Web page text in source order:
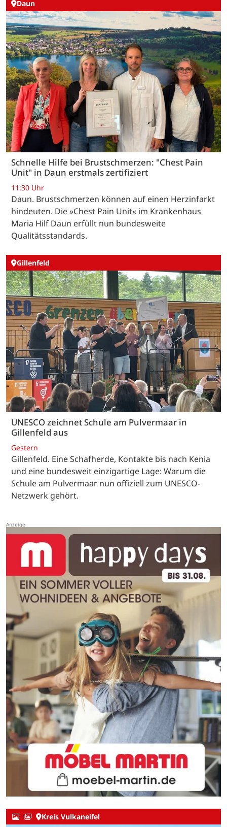
Daun
Schnelle Hilfe bei Brustschmerzen: "Chest Pain
Unit" in Daun erstmals zertifiziert
11:30 Uhr
Daun. Brustschmerzen können auf einen Herzinfarkt
hindeuten. Die »Chest Pain Unit« im Krankenhaus
Maria Hilf Daun erfüllt nun bundesweite
Qualitätsstandards.
Gillenfeld
UNESCO zeichnet Schule am Pulvermaar in
Gillenfeld aus
Gestern
Gillenfeld. Eine Schafherde, Kontakte bis nach Kenia
und eine bundesweit einzigartige Lage: Warum die
Schule am Pulvermaar nun offiziell zum UNESCO-
Netzwerk gehört.
Kreis Vulkaneifel